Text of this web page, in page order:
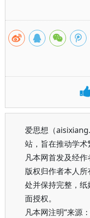
爱思想（
站，旨在推动学术
凡本网首发及经
版权归作者本人
处并保持完整，
面授权。
凡本网注明“来源